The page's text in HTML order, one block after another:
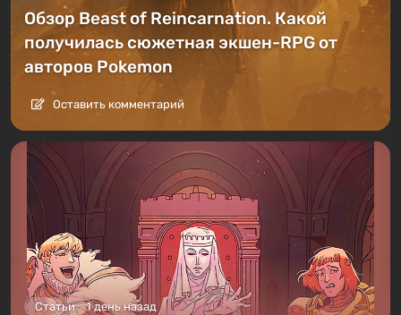
Обзор Beast of Reincarnation. Какой
получилась сюжетная экшен-RPG от
авторов Pokemon
Оставить комментарий
Статьи 1 день назад